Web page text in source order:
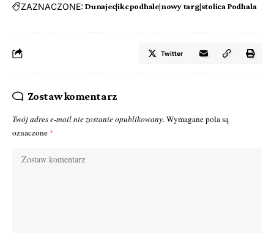
ZAZNACZONE: Dunajec|ikcpodhale|nowy targ|stolica Podhala
Twitter
Zostaw komentarz
Twój adres e-mail nie zostanie opublikowany. Wymagane pola są
oznaczone *